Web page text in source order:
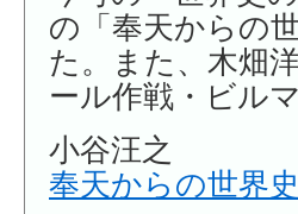
の「奉天からの
た。また、木畑
ール作戦・ビル
小谷汪之
奉天からの世界史